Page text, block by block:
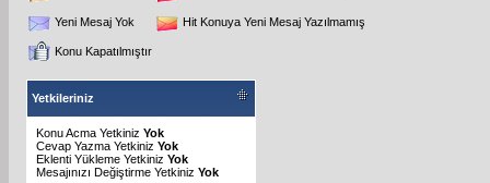
Yeni Mesaj Yok Hit Konuya Yeni Mesaj Yazılmamış
Konu Kapatılmıştır
Yetkileriniz
Konu Acma Yetkiniz Yok
Cevap Yazma Yetkiniz Yok
Eklenti Yükleme Yetkiniz Yok
Mesajınızı Değiştirme Yetkiniz Yok